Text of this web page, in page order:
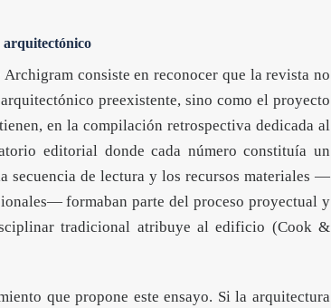
arquitectónico
consiste en reconocer que la revista no
preexistente, sino como el proyecto
en la compilación retrospectiva dedicada al
editorial donde cada número constituía un
secuencia de lectura y los recursos materiales —
formaban parte del proceso proyectual y
tradicional atribuye al edificio (Cook &
que propone este ensayo. Si la arquitectura